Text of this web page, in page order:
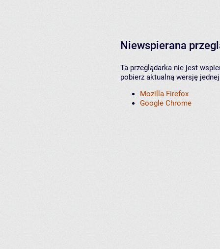
Niewspierana
Ta przeglądarka nie jest
pobierz aktualną wersję
Mozilla Firefox
Google Chrome